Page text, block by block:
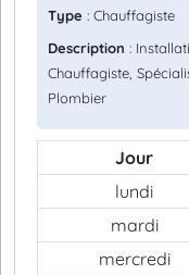
Type : Chauffagiste
Description :
Chauffagiste,
Plombier
Jour
lundi
mardi
mercredi